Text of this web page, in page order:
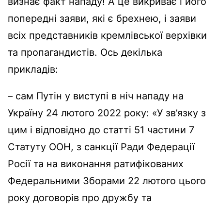
попередні заяви, які є брехнею, і заяви
всіх представників кремлівської верхівки
та пропагандистів. Ось декілька
прикладів:
– сам Путін у виступі в ніч нападу на
Україну 24 лютого 2022 року: «У зв’язку з
цим і відповідно до статті 51 частини 7
Статуту ООН, з санкції Ради Федерації
Росії та на виконання ратифікованих
Федеральними Зборами 22 лютого цього
року договорів про дружбу та